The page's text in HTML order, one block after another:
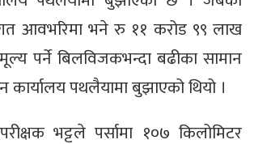
गत आवभरिमा भने रु ११ करोड ९९ लाख
पर्ने बिलविजकभन्दा बढीका सामान
कार्यालय पथलैयामा बुझाएको थियो ।
भट्टले पर्सामा १०७ किलोमिटर